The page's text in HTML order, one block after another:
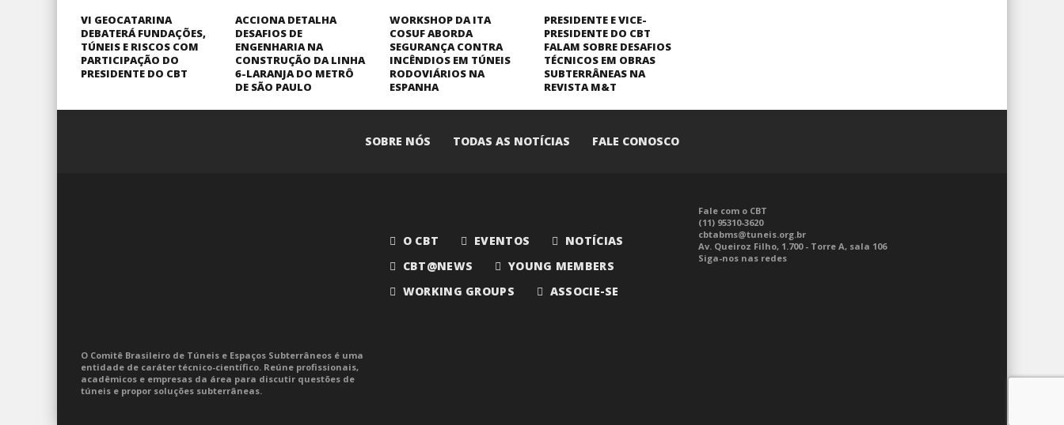
VI GEOCATARINA
DEBATERÁ FUNDAÇÕES,
TÚNEIS E RISCOS COM
PARTICIPAÇÃO DO
PRESIDENTE DO CBT
ACCIONA DETALHA
DESAFIOS DE
ENGENHARIA NA
CONSTRUÇÃO DA LINHA
6-LARANJA DO METRÔ
DE SÃO PAULO
WORKSHOP DA ITA
COSUF ABORDA
SEGURANÇA CONTRA
INCÊNDIOS EM TÚNEIS
RODOVIÁRIOS NA
ESPANHA
PRESIDENTE E VICE-
PRESIDENTE DO CBT
FALAM SOBRE DESAFIOS
TÉCNICOS EM OBRAS
SUBTERRÂNEAS NA
REVISTA M&T
SOBRE NÓS TODAS AS NOTÍCIAS FALE CONOSCO
O Comitê Brasileiro de Túneis e Espaços Subterrâneos é uma
entidade de caráter técnico-científico. Reúne profissionais,
acadêmicos e empresas da área para discutir questões de
túneis e propor soluções subterrâneas.
O CBT EVENTOS
NOTÍCIAS
CBT@NEWS
YOUNG MEMBERS
WORKING GROUPS
ASSOCIE-SE
Fale com o CBT
(11) 95310-3620
cbtabms@tuneis.org.br
Av. Queiroz Filho, 1.700 - Torre A, sala 106
Siga-nos nas redes